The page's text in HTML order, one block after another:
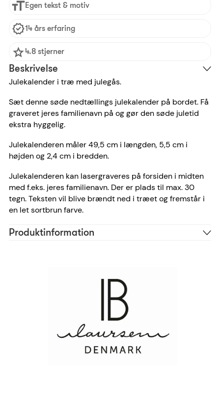
Egen tekst & motiv
14 års erfaring
4.8 stjerner
Beskrivelse
Julekalender i træ med julegås.
Sæt denne søde nedtællings julekalender på bordet. Få
graveret jeres familienavn på og gør den søde juletid
ekstra hyggelig.
Julekalenderen måler 49,5 cm i længden, 5,5 cm i
højden og 2,4 cm i bredden.
Julekalenderen kan lasergraveres på forsiden i midten
med f.eks. jeres familienavn. Der er plads til max. 30
tegn. Teksten vil blive brændt ned i træet og fremstår i
en let sortbrun farve.
Produktinformation